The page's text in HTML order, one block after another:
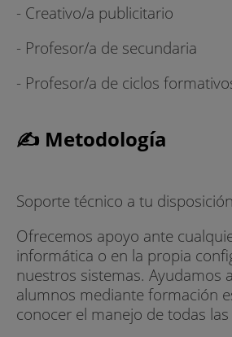
- Creativo/a publicitario
- Profesor/a de secundaria
- Profesor/a de ciclos
✍ Metodología
Soporte técnico a tu disposición
Ofrecemos apoyo ante
informática o en la propia
nuestros sistemas. Ayudamos
alumnos mediante formación
conocer el manejo de todas